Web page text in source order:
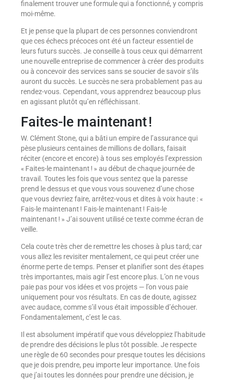
finalement trouver une formule qui a fonctionné, y compris
moi-même.
Et je pense que la plupart de ces personnes conviendront
que ces échecs précoces ont été un facteur essentiel de
leurs futurs succès. Je conseille à tous ceux qui démarrent
une nouvelle entreprise de commencer à créer des produits
ou à concevoir des services sans se soucier de savoir s’ils
auront du succès. Le succès ne sera probablement pas au
rendez-vous. Cependant, vous apprendrez beaucoup plus
en agissant plutôt qu’en réfléchissant.
Faites-le maintenant !
W. Clément Stone, qui a bâti un empire de l’assurance qui
pèse plusieurs centaines de millions de dollars, faisait
réciter (encore et encore) à tous ses employés l’expression
« Faites-le maintenant ! » au début de chaque journée de
travail. Toutes les fois que vous sentez que la paresse
prend le dessus et que vous vous souvenez d’une chose
que vous devriez faire, arrêtez-vous et dites à voix haute : «
Fais-le maintenant ! Fais-le maintenant ! Fais-le
maintenant ! » J’ai souvent utilisé ce texte comme écran de
veille.
Cela coute très cher de remettre les choses à plus tard; car
vous allez les revisiter mentalement, ce qui peut créer une
énorme perte de temps. Penser et planifier sont des étapes
très importantes, mais agir l’est encore plus. L’on ne vous
paie pas pour vos idées et vos projets — l’on vous paie
uniquement pour vos résultats. En cas de doute, agissez
avec audace, comme s’il vous était impossible d’échouer.
Fondamentalement, c’est le cas.
Il est absolument impératif que vous développiez l’habitude
de prendre des décisions le plus tôt possible. Je respecte
une règle de 60 secondes pour presque toutes les décisions
que je dois prendre, peu importe leur importance. Une fois
que j’ai toutes les données pour prendre une décision, je